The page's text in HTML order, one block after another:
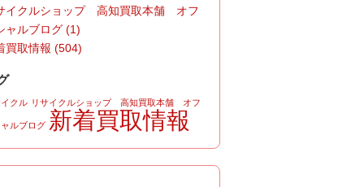
イクルショップ 高知買取本舗 オフ
ャルブログ (1)
買取情報 (504)
クル リサイクルショップ 高知買取本舗 オフ
ルブログ 新着買取情報